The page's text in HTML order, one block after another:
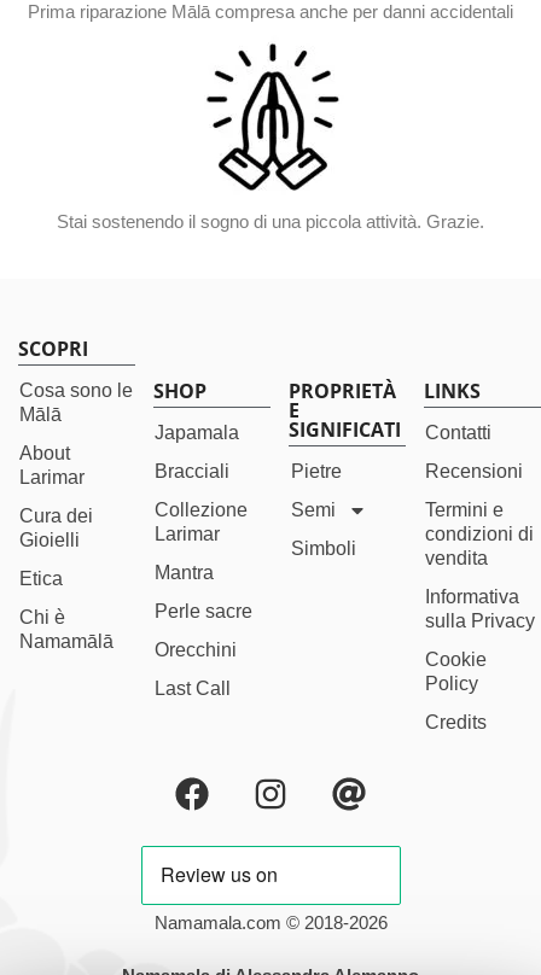
Prima riparazione Mālā compresa anche per danni accidentali
Stai sostenendo il sogno di una piccola attività. Grazie.
SCOPRI
Cosa sono le
Mālā
About
Larimar
Cura dei
Gioielli
Etica
Chi è
Namamālā
SHOP
Japamala
Bracciali
Collezione
Larimar
Mantra
Perle sacre
Orecchini
Last Call
PROPRIETÀ
E
SIGNIFICATI
Pietre
Semi
Simboli
LINKS
Contatti
Recensioni
Termini e
condizioni di
vendita
Informativa
sulla Privacy
Cookie
Policy
Credits
Namamala.com © 2018-2026